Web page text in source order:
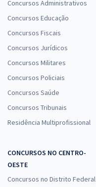
Concursos Administrativos
Concursos Educação
Concursos Fiscais
Concursos Jurídicos
Concursos Militares
Concursos Policiais
Concursos Saúde
Concursos Tribunais
Residência Multiprofissional
CONCURSOS NO CENTRO-
OESTE
Concursos no Distrito Federal